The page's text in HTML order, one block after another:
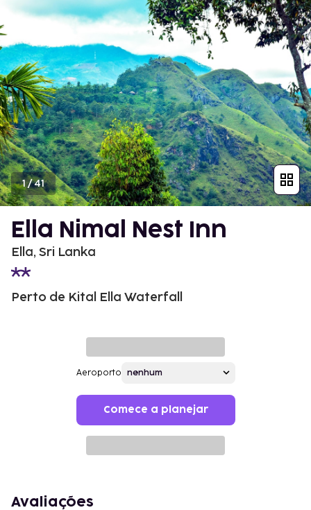
1/41
Ella Nimal Nest Inn
Ella, Sri Lanka
Perto de Kital Ella Waterfall
Aeroporto
Comece a planejar
Avaliações